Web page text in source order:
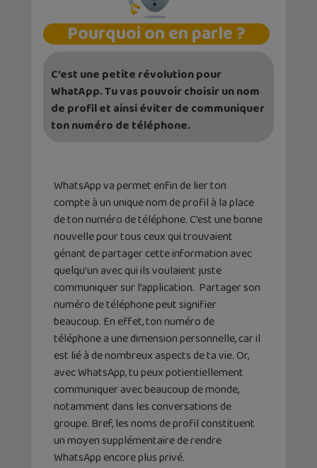
Pourquoi on en parle ?
C’est une petite révolution pour
WhatApp. Tu vas pouvoir choisir un nom
de profil et ainsi éviter de communiquer
ton numéro de téléphone.
WhatsApp va permet enfin de lier ton
compte à un unique nom de profil à la place
de ton numéro de téléphone. C’est une bonne
nouvelle pour tous ceux qui trouvaient
génant de partager cette information avec
quelqu’un avec qui ils voulaient juste
communiquer sur l’application. Partager son
numéro de téléphone peut signifier
beaucoup. En effet, ton numéro de
téléphone a une dimension personnelle, car il
est lié à de nombreux aspects de ta vie. Or,
avec WhatsApp, tu peux potientiellement
communiquer avec beaucoup de monde,
notamment dans les conversations de
groupe. Bref, les noms de profil constituent
un moyen supplémentaire de rendre
WhatsApp encore plus privé.